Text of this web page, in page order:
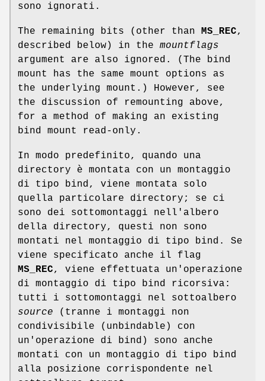
sono ignorati.
The remaining bits (other than MS_REC,
described below) in the mountflags
argument are also ignored. (The bind
mount has the same mount options as
the underlying mount.) However, see
the discussion of remounting above,
for a method of making an existing
bind mount read-only.
In modo predefinito, quando una
directory è montata con un montaggio
di tipo bind, viene montata solo
quella particolare directory; se ci
sono dei sottomontaggi nell'albero
della directory, questi non sono
montati nel montaggio di tipo bind. Se
viene specificato anche il flag
MS_REC, viene effettuata un'operazione
di montaggio di tipo bind ricorsiva:
tutti i sottomontaggi nel sottoalbero
source (tranne i montaggi non
condivisibile (unbindable) con
un'operazione di bind) sono anche
montati con un montaggio di tipo bind
alla posizione corrispondente nel